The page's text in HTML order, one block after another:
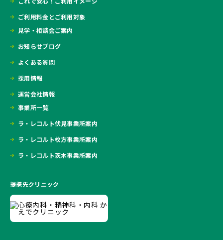
ご利用料金とご利用対象
見学・相談会ご案内
お知らせブログ
よくある質問
採用情報
運営会社情報
事業所一覧
ラ・レコルト伏見事業所案内
ラ・レコルト枚方事業所案内
ラ・レコルト茨木事業所案内
提携先クリニック